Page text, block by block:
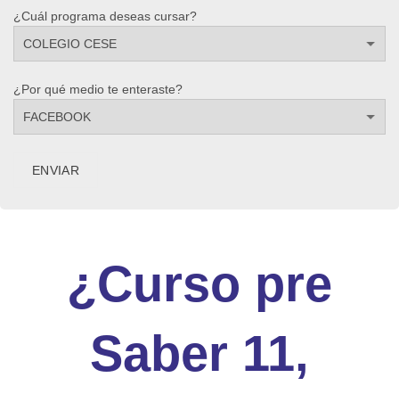
¿Cuál programa deseas cursar?
¿Por qué medio te enteraste?
¿Curso pre
Saber 11,